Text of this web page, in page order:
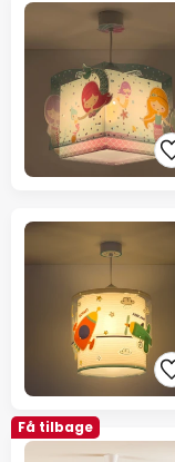
Få tilbage